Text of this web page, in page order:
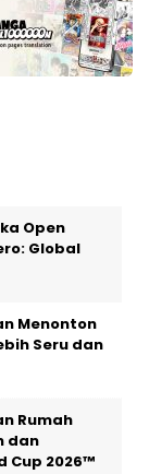
Open
Global
Menonton
Seru dan
Rumah
dan
Cup 2026™